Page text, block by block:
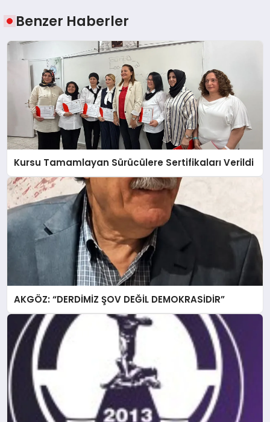
Benzer Haberler
Kursu Tamamlayan Sürücülere Sertifikaları Verildi
AKGÖZ: “DERDİMİZ ŞOV DEĞİL DEMOKRASİDİR”